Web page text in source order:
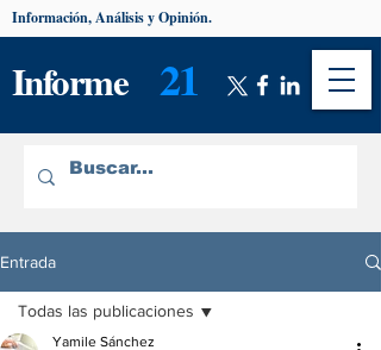
Informe 21
Información, Análisis y Opinión.
Entrada
Todas las publicaciones
Yamile Sánchez